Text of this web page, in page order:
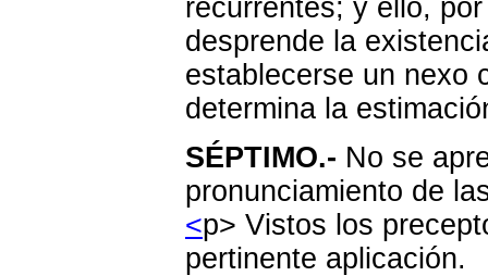
recurrentes; y ello,
desprende la
establecerse un nexo
determina la
SÉPTIMO.- No se
pronunciamiento de
<p> Vistos los
pertinente aplicación.